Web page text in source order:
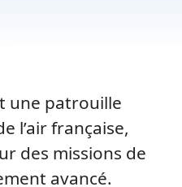
une patrouille
l’air française,
des missions de
avancé.